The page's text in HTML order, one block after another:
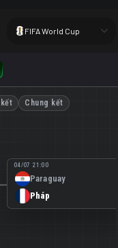
FIFA World Cup
kết Chung kết
04/07 21:00
Paraguay
Pháp